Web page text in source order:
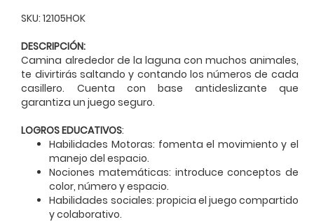
SKU: 12105HOK
DESCRIPCIÓN:
Camina alrededor de la laguna con muchos animales,
te divirtirás saltando y contando los números de cada
casillero. Cuenta con base antideslizante que
garantiza un juego seguro.
LOGROS EDUCATIVOS:
Habilidades Motoras: fomenta el movimiento y el
manejo del espacio.
Nociones matemáticas: introduce conceptos de
color, número y espacio.
Habilidades sociales: propicia el juego compartido
y colaborativo.